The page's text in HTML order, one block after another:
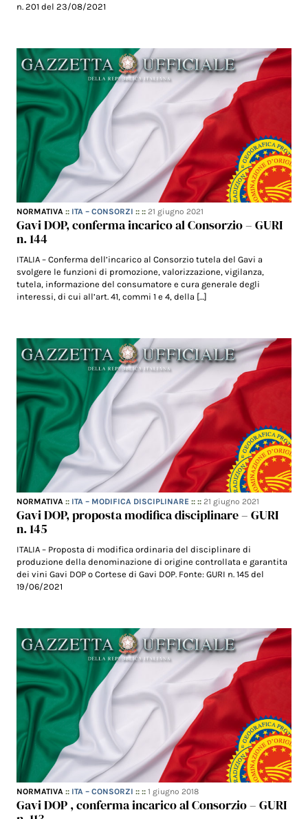
n. 201 del 23/08/2021
NORMATIVA :: ITA – CONSORZI :: ::21 giugno 2021
Gavi DOP, conferma incarico al Consorzio – GURI
n. 144
ITALIA – Conferma dell’incarico al Consorzio tutela del Gavi a
svolgere le funzioni di promozione, valorizzazione, vigilanza,
tutela, informazione del consumatore e cura generale degli
interessi, di cui all’art. 41, commi 1 e 4, della […]
NORMATIVA :: ITA – MODIFICA DISCIPLINARE :: ::21 giugno 2021
Gavi DOP, proposta modifica disciplinare – GURI
n. 145
ITALIA – Proposta di modifica ordinaria del disciplinare di
produzione della denominazione di origine controllata e garantita
dei vini Gavi DOP o Cortese di Gavi DOP. Fonte: GURI n. 145 del
19/06/2021
NORMATIVA :: ITA – CONSORZI :: ::1 giugno 2018
Gavi DOP , conferma incarico al Consorzio – GURI